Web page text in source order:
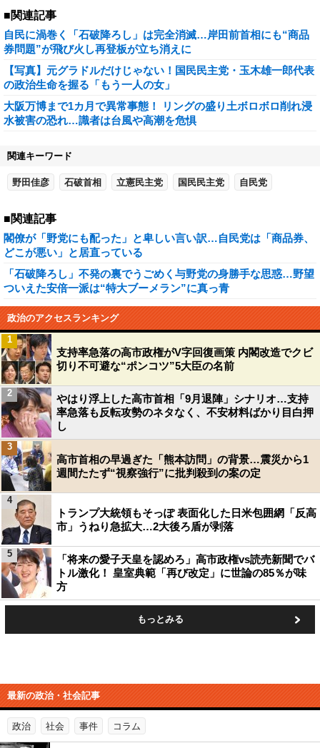
■関連記事
自民に渦巻く「石破降ろし」は完全消滅…岸田前首相にも“商品
券問題”が飛び火し再登板が立ち消えに
【写真】元グラドルだけじゃない！国民民主党・玉木雄一郎代表
の政治生命を握る「もう一人の女」
大阪万博まで1カ月で異常事態！ リングの盛り土ボロボロ削れ浸
水被害の恐れ…識者は台風や高潮を危惧
関連キーワード
野田佳彦 石破首相 立憲民主党 国民民主党 自民党
■関連記事
閣僚が「野党にも配った」と卑しい言い訳…自民党は「商品券、
どこが悪い」と居直っている
「石破降ろし」不発の裏でうごめく与野党の身勝手な思惑…野望
ついえた安倍一派は“特大ブーメラン”に真っ青
政治のアクセスランキング
支持率急落の高市政権がV字回復画策 内閣改造でクビ
切り不可避な“ポンコツ”5大臣の名前
1
やはり浮上した高市首相「9月退陣」シナリオ…支持
率急落も反転攻勢のネタなく、不安材料ばかり目白押
し
2
高市首相の早過ぎた「熊本訪問」の背景…震災から1
週間たたず“視察強行”に批判殺到の案の定
3
トランプ大統領もそっぽ 表面化した日米包囲網「反高
市」うねり急拡大…2大後ろ盾が剥落
4
「将来の愛子天皇を認めろ」高市政権vs読売新聞でバ
トル激化！ 皇室典範「再び改定」に世論の85％が味
方
5
もっとみる
最新の政治・社会記事
政治 社会 事件 コラム